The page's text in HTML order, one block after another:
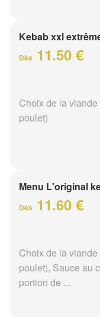
Kebab xxl
Dès 11.50 €
Choix de la
poulet)
Menu L'original
Dès 11.60 €
Choix de la
poulet), Sauce au
portion de ...